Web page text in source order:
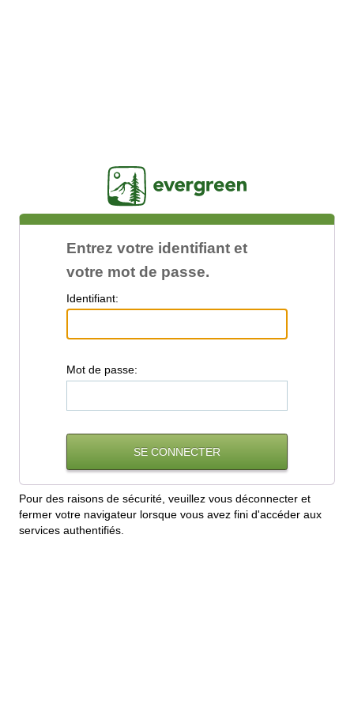
Entrez votre identifiant et
votre mot de passe.
Identifiant:
Mot de passe:
Pour des raisons de sécurité, veuillez vous déconnecter et
fermer votre navigateur lorsque vous avez fini d'accéder aux
services authentifiés.